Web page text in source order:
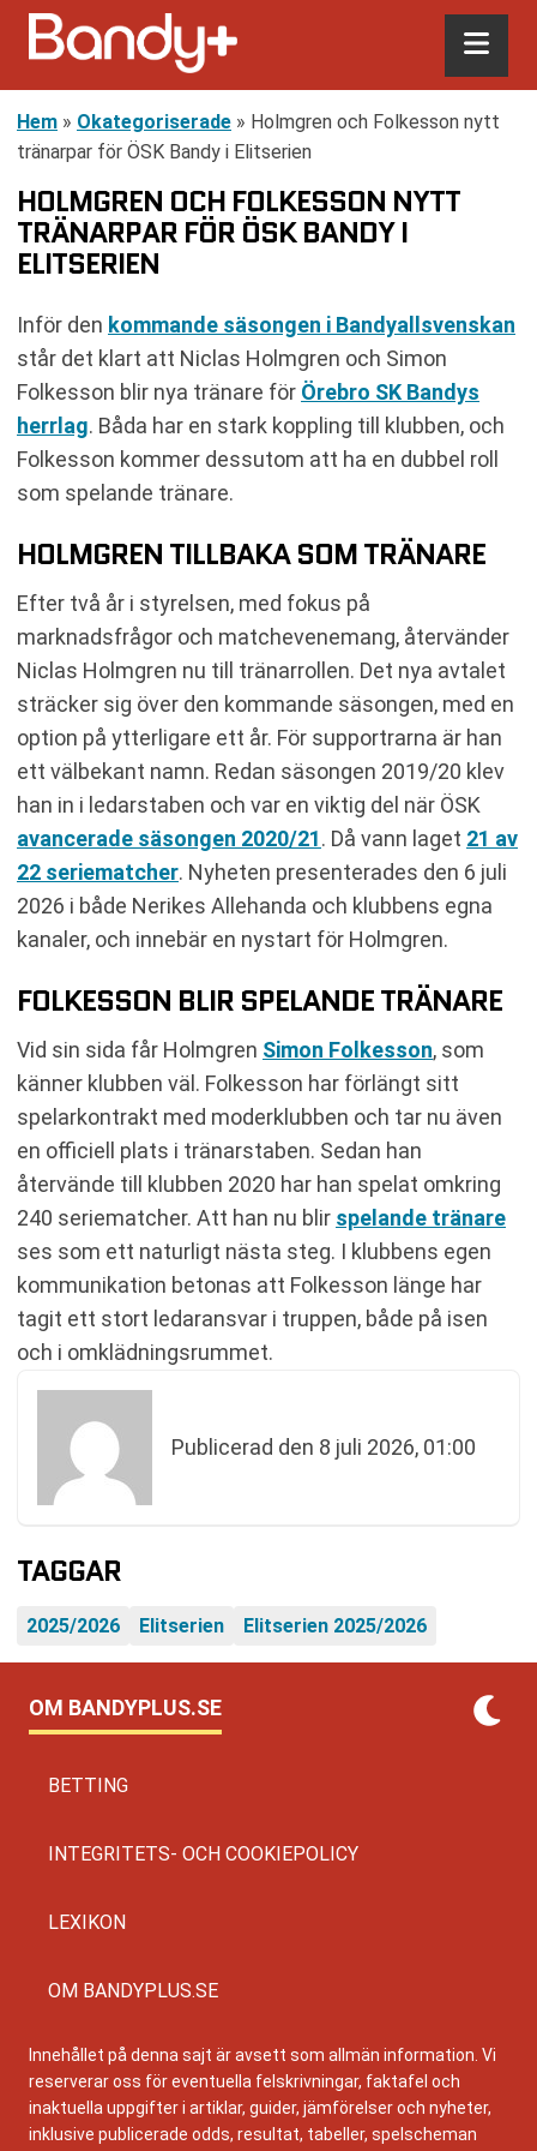
Hem » Okategoriserade » Holmgren och Folkesson nytt
tränarpar för ÖSK Bandy i Elitserien
HOLMGREN OCH FOLKESSON NYTT
TRÄNARPAR FÖR ÖSK BANDY I
ELITSERIEN
Inför den kommande säsongen i Bandyallsvenskan
står det klart att Niclas Holmgren och Simon
Folkesson blir nya tränare för Örebro SK Bandys
herrlag. Båda har en stark koppling till klubben, och
Folkesson kommer dessutom att ha en dubbel roll
som spelande tränare.
HOLMGREN TILLBAKA SOM TRÄNARE
Efter två år i styrelsen, med fokus på
marknadsfrågor och matchevenemang, återvänder
Niclas Holmgren nu till tränarrollen. Det nya avtalet
sträcker sig över den kommande säsongen, med en
option på ytterligare ett år. För supportrarna är han
ett välbekant namn. Redan säsongen 2019/20 klev
han in i ledarstaben och var en viktig del när ÖSK
avancerade säsongen 2020/21. Då vann laget 21 av
22 seriematcher. Nyheten presenterades den 6 juli
2026 i både Nerikes Allehanda och klubbens egna
kanaler, och innebär en nystart för Holmgren.
FOLKESSON BLIR SPELANDE TRÄNARE
Vid sin sida får Holmgren Simon Folkesson, som
känner klubben väl. Folkesson har förlängt sitt
spelarkontrakt med moderklubben och tar nu även
en officiell plats i tränarstaben. Sedan han
återvände till klubben 2020 har han spelat omkring
240 seriematcher. Att han nu blir spelande tränare
ses som ett naturligt nästa steg. I klubbens egen
kommunikation betonas att Folkesson länge har
tagit ett stort ledaransvar i truppen, både på isen
och i omklädningsrummet.
Publicerad den 8 juli 2026, 01:00
TAGGAR
2025/2026 Elitserien Elitserien 2025/2026
OM BANDYPLUS.SE
BETTING
INTEGRITETS- OCH COOKIEPOLICY
LEXIKON
OM BANDYPLUS.SE
Innehållet på denna sajt är avsett som allmän information. Vi
reserverar oss för eventuella felskrivningar, faktafel och
inaktuella uppgifter i artiklar, guider, jämförelser och nyheter,
inklusive publicerade odds, resultat, tabeller, spelscheman